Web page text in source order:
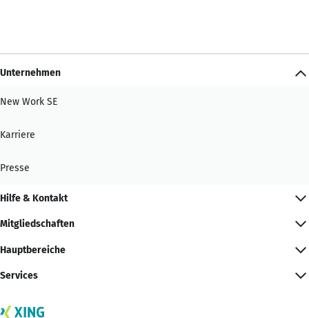
Unternehmen
New Work SE
Karriere
Presse
Hilfe & Kontakt
Mitgliedschaften
Hauptbereiche
Services